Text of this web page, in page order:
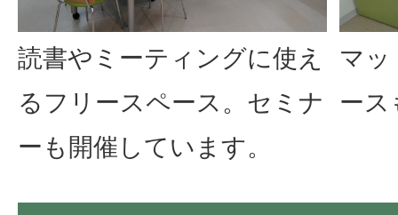
読書やミーティングに使え
るフリースペース。セミナ
ーも開催しています。
マ
ース